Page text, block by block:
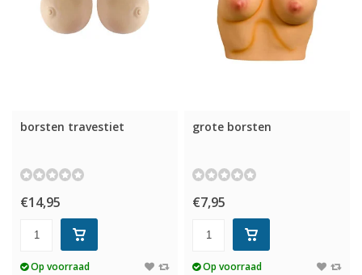
borsten travestiet
€14,95
Op voorraad
grote borsten
€7,95
Op voorraad